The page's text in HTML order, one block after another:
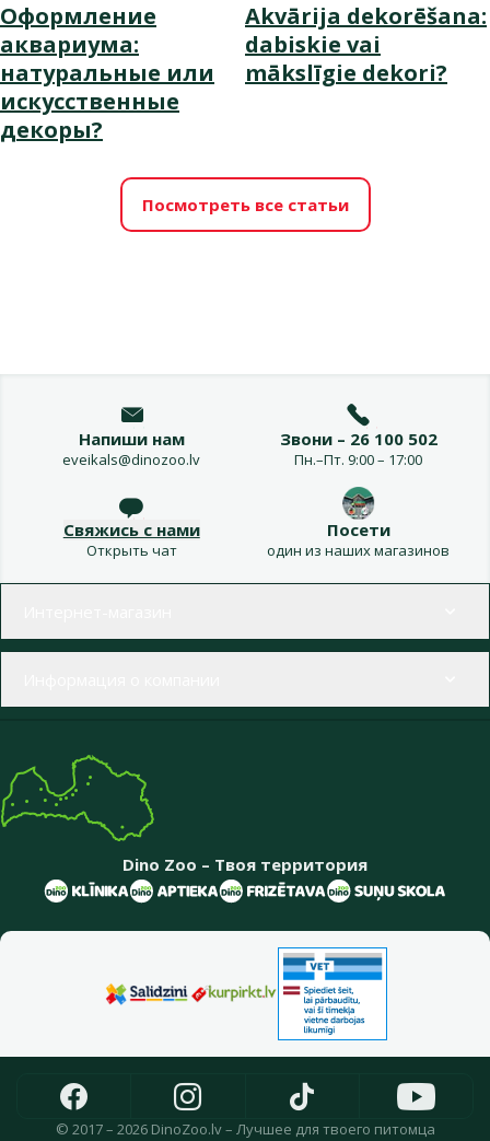
Оформление
аквариума:
натуральные или
искусственные
декоры?
Akvārija dekorēšana:
dabiskie vai
mākslīgie dekori?
Посмотреть все статьи
Напиши нам
eveikals@dinozoo.lv
Звони – 26 100 502
Пн.–Пт. 9:00 – 17:00
Свяжись с нами
Открыть чат
Посети
один из наших магазинов
Dino Zoo – Твоя территория
© 2017 – 2026 DinoZoo.lv – Лучшее для твоего питомца